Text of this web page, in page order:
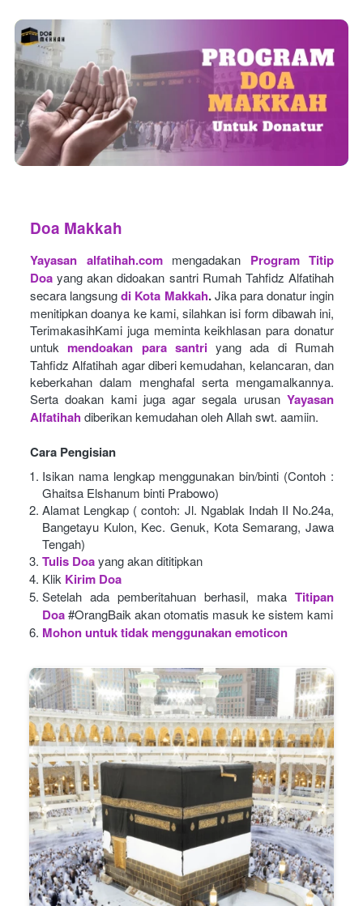
Doa Makkah
Yayasan alfatihah.com mengadakan
Program Titip
Doa yang akan didoakan santri Rumah Tahfidz Alfatihah
secara langsung di Kota Makkah. Jika para donatur ingin
menitipkan doanya ke kami, silahkan isi form dibawah ini,
TerimakasihKami juga meminta keikhlasan para donatur
untuk mendoakan para santri yang ada di Rumah
Tahfidz Alfatihah agar diberi kemudahan, kelancaran, dan
keberkahan dalam menghafal serta mengamalkannya.
Serta doakan kami juga agar segala urusan Yayasan
Alfatihah diberikan kemudahan oleh Allah swt. aamiin.
Cara Pengisian
Isikan nama lengkap menggunakan bin/binti (Contoh :
Ghaitsa Elshanum binti Prabowo)
Alamat Lengkap ( contoh: Jl. Ngablak Indah II No.24a,
Bangetayu Kulon, Kec. Genuk, Kota Semarang, Jawa
Tengah)
Tulis Doayang akan dititipkan
Klik Kirim Doa
Setelah ada pemberitahuan berhasil, maka Titipan
Doa#OrangBaik akan otomatis masuk ke sistem kami
Mohon untuk tidak menggunakan emoticon